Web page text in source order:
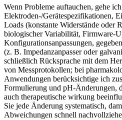
Wenn Probleme ⁣auftauchen, gehe
Elektroden-/Gerätespezifikationen,
Loads⁢ (konstante Widerstände oder
⁤biologischer Variabilität, Firmware-
⁢Konfigurationsanpassungen,
(z. B. Impedanzanpasser oder
schließlich Rücksprache⁢ mit dem
von ‍Messprotokollen; bei
Anwendungen berücksichtige⁣ ich
Formulierung und​ pH-Änderungen,
auch⁢ therapeutische wirkung
Sie jede Änderung ‌systematisch,‍
Abweichungen schnell